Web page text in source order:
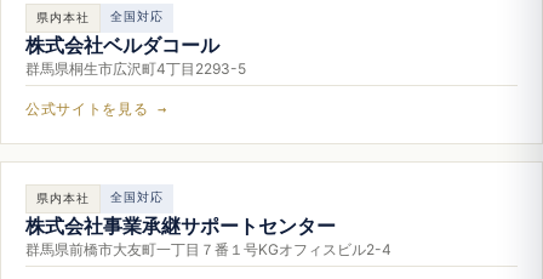
県内本社 全国対応
株式会社ベルダコール
群馬県桐生市広沢町4丁目2293-5
公式サイトを見る →
県内本社 全国対応
株式会社事業承継サポートセンター
群馬県前橋市大友町一丁目７番１号KGオフィスビル2-4